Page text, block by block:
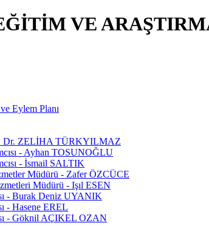
VE
Eylem Planı
Dr. ZELİHA TÜRKYILMAZ
- Ayhan TOSUNOĞLU
- İsmail SALTIK
Müdürü - Zafer ÖZCÜCE
Müdürü - Işıl ESEN
- Burak Deniz UYANIK
- Hasene EREL
- Göknil AÇIKEL OZAN